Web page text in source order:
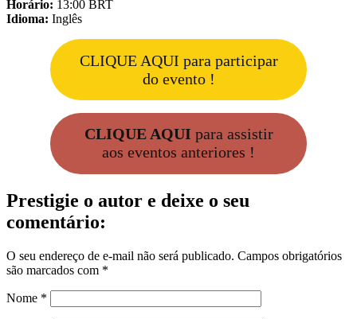
Horário: 13:00 BRT
Idioma: Inglês
CLIQUE AQUI para participar
do evento !
CLIQUE AQUI para assistir
aos eventos anteriores !
Prestigie o autor e deixe o seu
comentário:
O seu endereço de e-mail não será publicado. Campos obrigatórios
são marcados com *
Nome *